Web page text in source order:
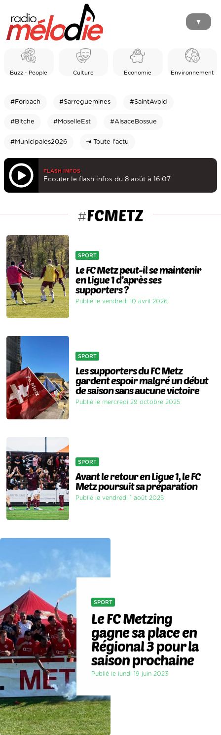
▼
Buzz - People Culture Economie Environnement
#Forbach #Sarreguemines #SaintAvold
#Bitche #MoselleEst #AlsaceBossue
#Municipales2026 ⇥ Toute l'actu
FLASH INFOS
Ecouter le flash infos du 8 août à 16:07
#FCMETZ
SPORT
Le FC Metz peut-il se maintenir
en Ligue 1 d’après ses
supporters ?
Publié le vendredi 10 avril 2026
SPORT
Les supporters du FC Metz
gardent espoir malgré un début
de saison sans aucune victoire
Publié le mercredi 29 octobre 2025
SPORT
Avant le retour en Ligue 1, le FC
Metz poursuit sa préparation
Publié le vendredi 1 août 2025
SPORT
Le FC Metzing
gagne sa place en
Régional 3 pour la
saison prochaine
Publié le lundi 19 juin 2023